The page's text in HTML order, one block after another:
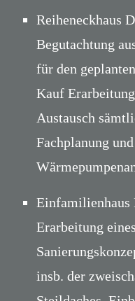
Reiheneckhaus
Begutachtung
für den
Kauf
Austausch
Fachplanung
Einfamilienhaus
Erarbeitung
insb. der